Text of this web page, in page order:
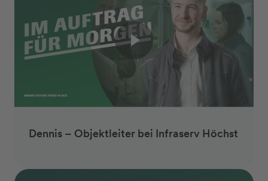
Dennis – Objektleiter bei Infraserv Höchst